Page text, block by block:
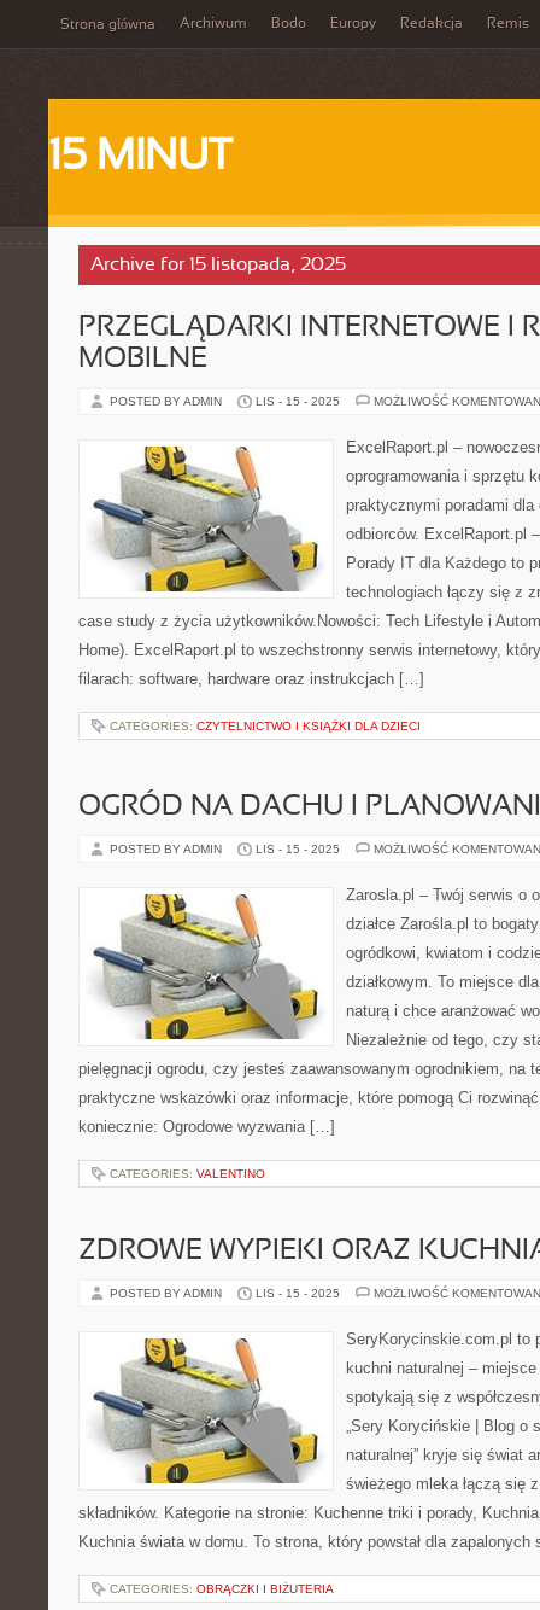
Strona główna Archiwum Bodo Europy Redakcja Remis
15 MINUT
Archive for 15 listopada, 2025
PRZEGLĄDARKI INTERNETOWE I
MOBILNE
POSTED BY ADMIN LIS - 15 - 2025 MOŻLIWOŚĆ
ExcelRaport.pl –
oprogramowania i sprzętu
praktycznymi poradami
odbiorców. ExcelRaport.pl
Porady IT dla Każdego to
technologiach łączy się z
case study z życia użytkowników.Nowości: Tech Lifestyle i
Home). ExcelRaport.pl to wszechstronny serwis internetowy,
filarach: software, hardware oraz instrukcjach […]
CATEGORIES: CZYTELNICTWO I KSIĄŻKI DLA DZIECI
OGRÓD NA DACHU I
POSTED BY ADMIN LIS - 15 - 2025 MOŻLIWOŚĆ
Zarosla.pl – Twój serwis o
działce Zarośla.pl to
ogródkowi, kwiatom i
działkowym. To miejsce
naturą i chce aranżować
Niezależnie od tego, czy
pielęgnacji ogrodu, czy jesteś zaawansowanym ogrodnikiem, na
praktyczne wskazówki oraz informacje, które pomogą Ci
koniecznie: Ogrodowe wyzwania […]
CATEGORIES: VALENTINO
ZDROWE WYPIEKI ORAZ
POSTED BY ADMIN LIS - 15 - 2025 MOŻLIWOŚĆ
SeryKorycinskie.com.pl to
kuchni naturalnej –
spotykają się z
„Sery Korycińskie | Blog o
naturalnej” kryje się świat
świeżego mleka łączą się
składników. Kategorie na stronie: Kuchenne triki i porady,
Kuchnia świata w domu. To strona, który powstał dla
CATEGORIES: OBRĄCZKI I BIŻUTERIA